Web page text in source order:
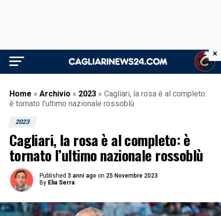
Home » Archivio » 2023 » Cagliari, la rosa è al completo:
è tornato l’ultimo nazionale rossoblù
2023
Cagliari, la rosa è al completo: è
tornato l’ultimo nazionale rossoblù
Published 3 anni ago on 25 Novembre 2023
By Elia Serra
×